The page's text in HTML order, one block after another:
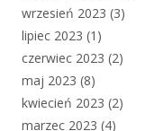
wrzesień 2023 (3)
lipiec 2023 (1)
czerwiec 2023 (2)
maj 2023 (8)
kwiecień 2023 (2)
marzec 2023 (4)